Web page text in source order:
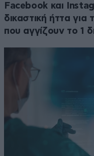
Facebook και
δικαστική ήττα
που αγγίζουν το 1